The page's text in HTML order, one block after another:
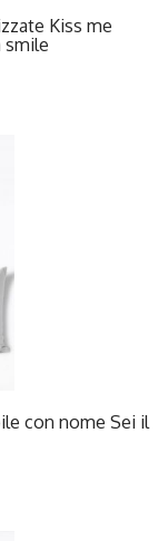
Kiss me
smile
con nome Sei il